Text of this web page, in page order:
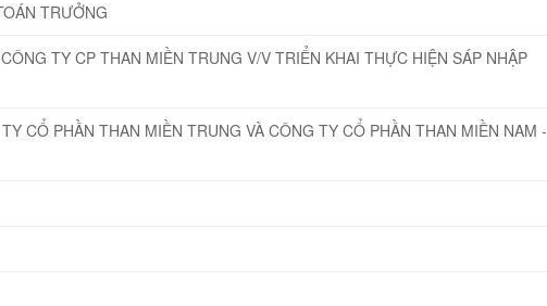
TRƯỞNG
TY CP THAN MIỀN TRUNG V/V TRIỂN KHAI THỰC HIỆN SÁP NHẬP
CỔ PHẦN THAN MIỀN TRUNG VÀ CÔNG TY CỔ PHẦN THAN MIỀN NAM -